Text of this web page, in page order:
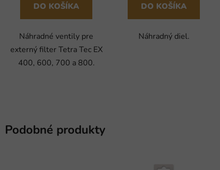
DO KOŠÍKA
Náhradné ventily pre
externý filter Tetra Tec EX
400, 600, 700 a 800.
DO KOŠÍKA
Náhradný diel.
Podobné produkty